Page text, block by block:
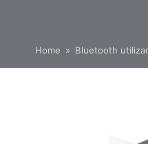
Home » Bluetooth